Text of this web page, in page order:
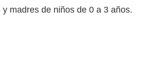
y madres de niños de 0 a 3 años.